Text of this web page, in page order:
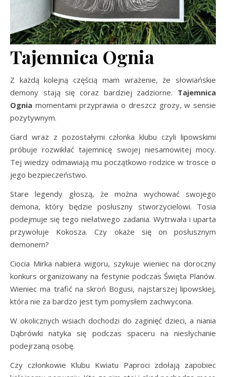
Tajemnica Ognia
Z każdą kolejną częścią mam wrażenie, że słowiańskie
demony stają się coraz bardziej zadziorne. Tajemnica
Ognia momentami przyprawia o dreszcz grozy, w sensie
pozytywnym.
Gard wraz z pozostałymi członka klubu czyli lipowskimi
próbuje rozwikłać tajemnicę swojej niesamowitej mocy.
Tej wiedzy odmawiają mu początkowo rodzice w trosce o
jego bezpieczeństwo.
Stare legendy głoszą, że można wychować swojego
demona, który będzie posłuszny stworzycielowi. Tosia
podejmuje się tego niełatwego zadania. Wytrwała i uparta
przywołuje Kokosza. Czy okaże się on posłusznym
demonem?
Ciocia Mirka nabiera wigoru, szykuje wieniec na doroczny
konkurs organizowany na festynie podczas Święta Planów.
Wieniec ma trafić na skroń Bogusi, najstarszej lipowskiej,
która nie za bardzo jest tym pomysłem zachwycona.
W okolicznych wsiach dochodzi do zaginięć dzieci, a niania
Dąbrówki natyka się podczas spaceru na niesłychanie
podejrzaną osobę.
Czy członkowie Klubu Kwiatu Paproci zdołają zapobiec